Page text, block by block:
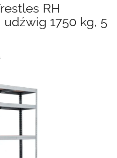
RH
1750 kg, 5